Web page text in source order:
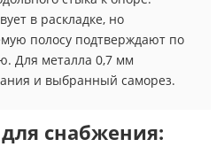
в раскладке, но
полосу подтверждают по
Для металла 0,7 мм
и выбранный саморез.
снабжения: